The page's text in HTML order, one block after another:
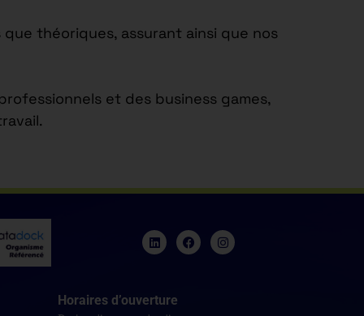
théoriques, assurant ainsi que nos
et des business games,
Horaires d’ouverture